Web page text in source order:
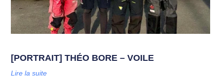
[PORTRAIT] THÉO BORE – VOILE
Lire la suite